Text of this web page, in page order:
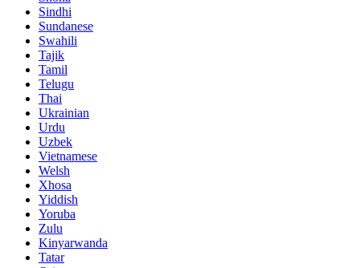
Sindhi
Sundanese
Swahili
Tajik
Tamil
Telugu
Thai
Ukrainian
Urdu
Uzbek
Vietnamese
Welsh
Xhosa
Yiddish
Yoruba
Zulu
Kinyarwanda
Tatar